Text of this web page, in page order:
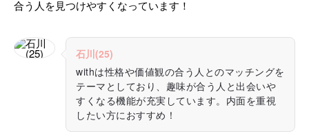
合う人を見つけやすくなっています！
石川(25)
withは性格や価値観の合う人とのマッチングを
テーマとしており、趣味が合う人と出会いや
すくなる機能が充実しています。内面を重視
したい方におすすめ！